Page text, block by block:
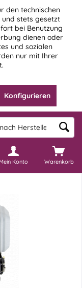
den technischen
stets gesetzt
bei Benutzung
dienen oder
und sozialen
nur mit Ihrer
Konfigurieren
Warenkorb
Mein Konto